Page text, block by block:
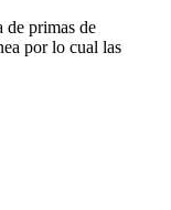
de primas de
por lo cual las